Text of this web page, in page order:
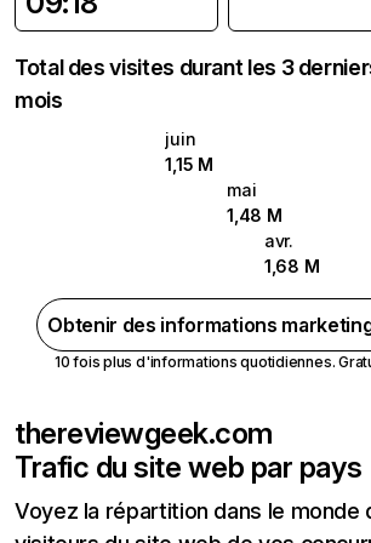
Total des visites durant les 3
mois
juin
1,15 M
mai
1,48 M
avr.
1,68 M
Obtenir des informations
10 fois plus d'informations quotidiennes.
thereviewgeek.com
Trafic du site web par pays
Voyez la répartition dans le monde